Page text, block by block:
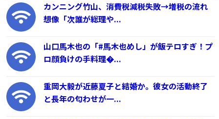
カンニング竹山、消費税減税失敗→増税の流れ
想像「次誰が総理や...
山口馬木也の「#馬木也めし」が飯テロすぎ！プ
ロ顔負けの手料理�...
重岡大毅が近藤夏子と結婚か。彼女の活動終了
と長年の匂わせが一...